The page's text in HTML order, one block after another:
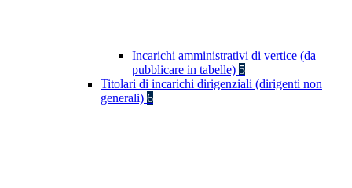
Incarichi amministrativi di vertice (da
pubblicare in tabelle) 5
Titolari di incarichi dirigenziali (dirigenti non
generali) 6